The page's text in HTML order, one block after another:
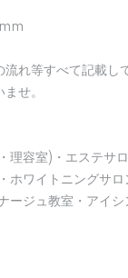
れ等すべて記載し
せ。
理容室)・エステサ
ホワイトニングサ
ージュ教室・アイ